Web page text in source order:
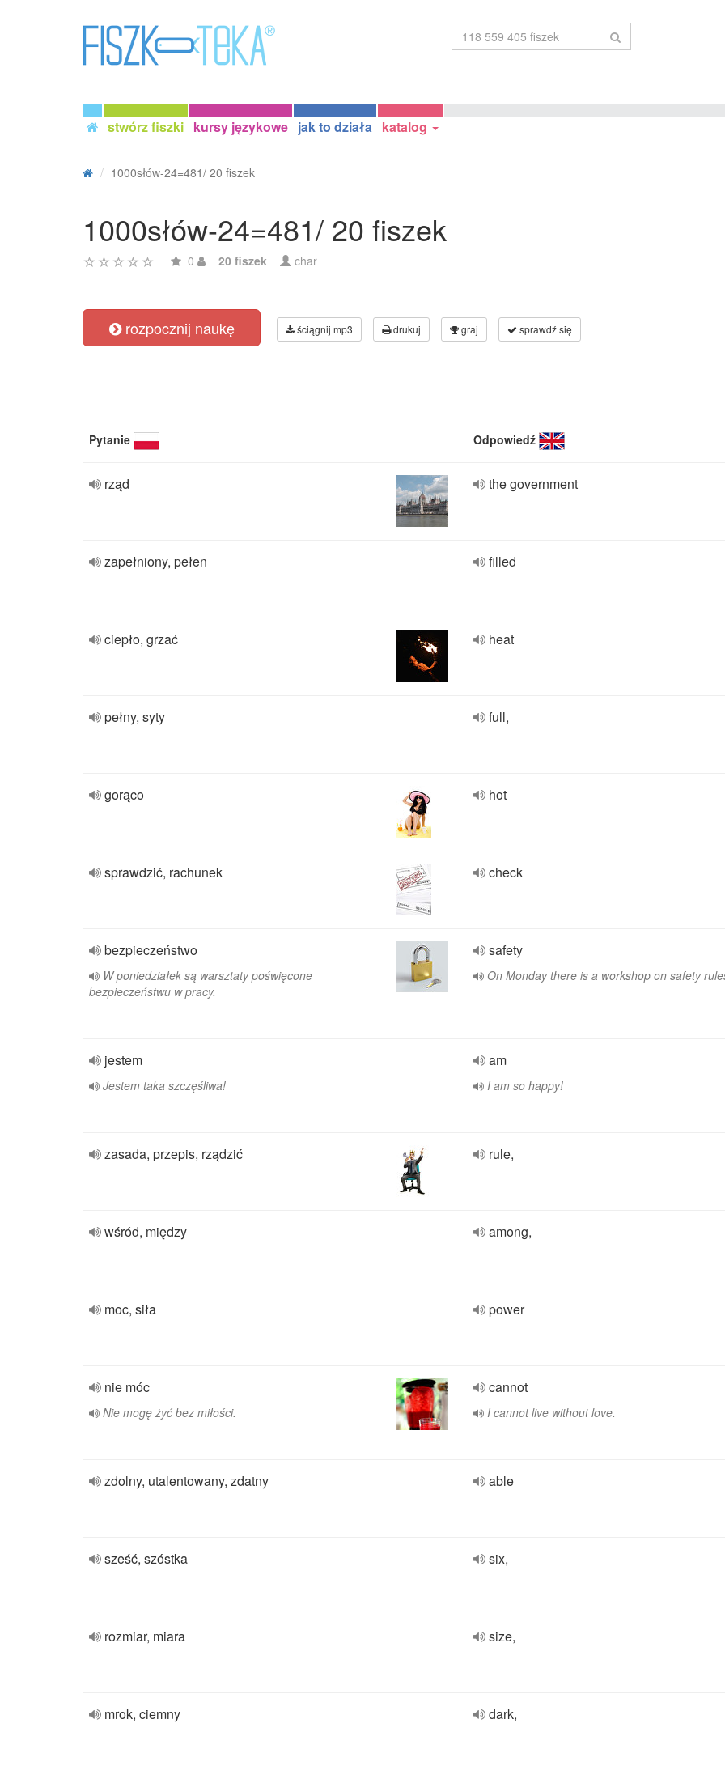
stwórz fiszki kursy językowe jak to działa katalog
1000słów-24=481/ 20 fiszek
1000słów-24=481/ 20 fiszek
0 20 fiszek char
rozpocznij naukę ściągnij mp3 drukuj graj sprawdź się
Pytanie Odpowiedź
rząd the government
zapełniony, pełen filled
ciepło, grzać heat
pełny, syty full,
gorąco hot
sprawdzić, rachunek check
bezpieczeństwo
W poniedziałek są warsztaty poświęcone
bezpieczeństwu w pracy.
safety
On Monday there is a workshop on safety
jestem
Jestem taka szczęśliwa!
am
I am so happy!
zasada, przepis, rządzić rule,
wśród, między among,
moc, siła power
nie móc
Nie mogę żyć bez miłości.
cannot
I cannot live without love.
zdolny, utalentowany, zdatny able
sześć, szóstka six,
rozmiar, miara size,
mrok, ciemny dark,